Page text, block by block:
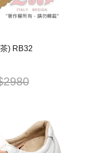
) RB32